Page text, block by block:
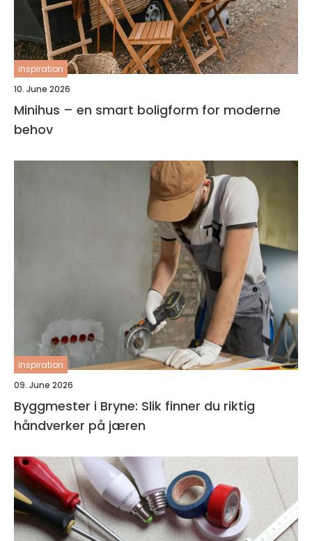
inspiration
10. June 2026
Minihus – en smart boligform for moderne
behov
inspiration
09. June 2026
Byggmester i Bryne: Slik finner du riktig
håndverker på jæren